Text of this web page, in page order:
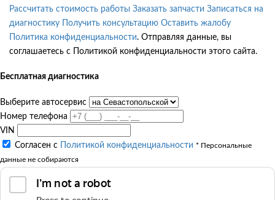
Рассчитать стоимость работы Заказать запчасти Записаться на
диагностику
Получить консультацию Оставить жалобу
Политика конфиденциальности. Отправляя данные, вы
соглашаетесь с Политикой конфиденциальности этого сайта.
Бесплатная диагностика
Выберите автосервис
Номер телефона
VIN
Согласен с
Политикой конфиденциальности * Персональные
данные не собираются